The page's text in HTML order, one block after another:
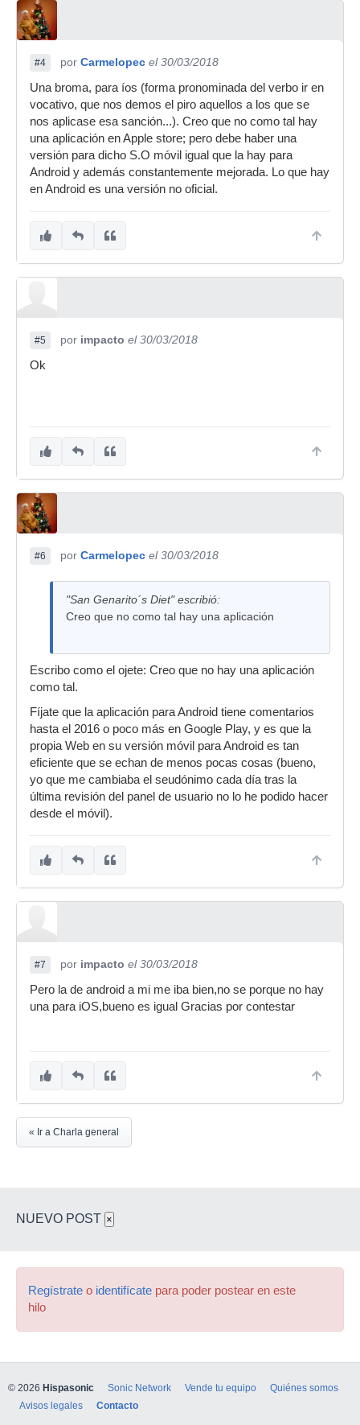
#4 por Carmelopec el 30/03/2018
Una broma, para íos (forma pronominada del verbo ir en
vocativo, que nos demos el piro aquellos a los que se
nos aplicase esa sanción...). Creo que no como tal hay
una aplicación en Apple store; pero debe haber una
versión para dicho S.O móvil igual que la hay para
Android y además constantemente mejorada. Lo que hay
en Android es una versión no oficial.
#5 por impacto el 30/03/2018
Ok
#6 por Carmelopec el 30/03/2018
"San Genarito´s Diet" escribió:
Creo que no como tal hay una aplicación
Escribo como el ojete: Creo que no hay una aplicación
como tal.
Fíjate que la aplicación para Android tiene comentarios
hasta el 2016 o poco más en Google Play, y es que la
propia Web en su versión móvil para Android es tan
eficiente que se echan de menos pocas cosas (bueno,
yo que me cambiaba el seudónimo cada día tras la
última revisión del panel de usuario no lo he podido hacer
desde el móvil).
#7 por impacto el 30/03/2018
Pero la de android a mi me iba bien,no se porque no hay
una para iOS,bueno es igual Gracias por contestar
« Ir a Charla general
NUEVO POST ×
Regístrate o identifícate para poder postear en este
hilo
© 2026 Hispasonic Sonic Network Vende tu equipo
Quiénes somos
Avisos legales
Contacto